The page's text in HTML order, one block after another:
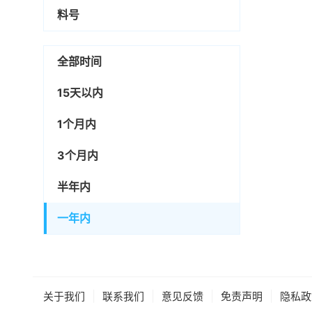
料号
全部时间
15天以内
1个月内
3个月内
半年内
一年内
关于我们 联系我们 意见反馈 免责声明 隐私